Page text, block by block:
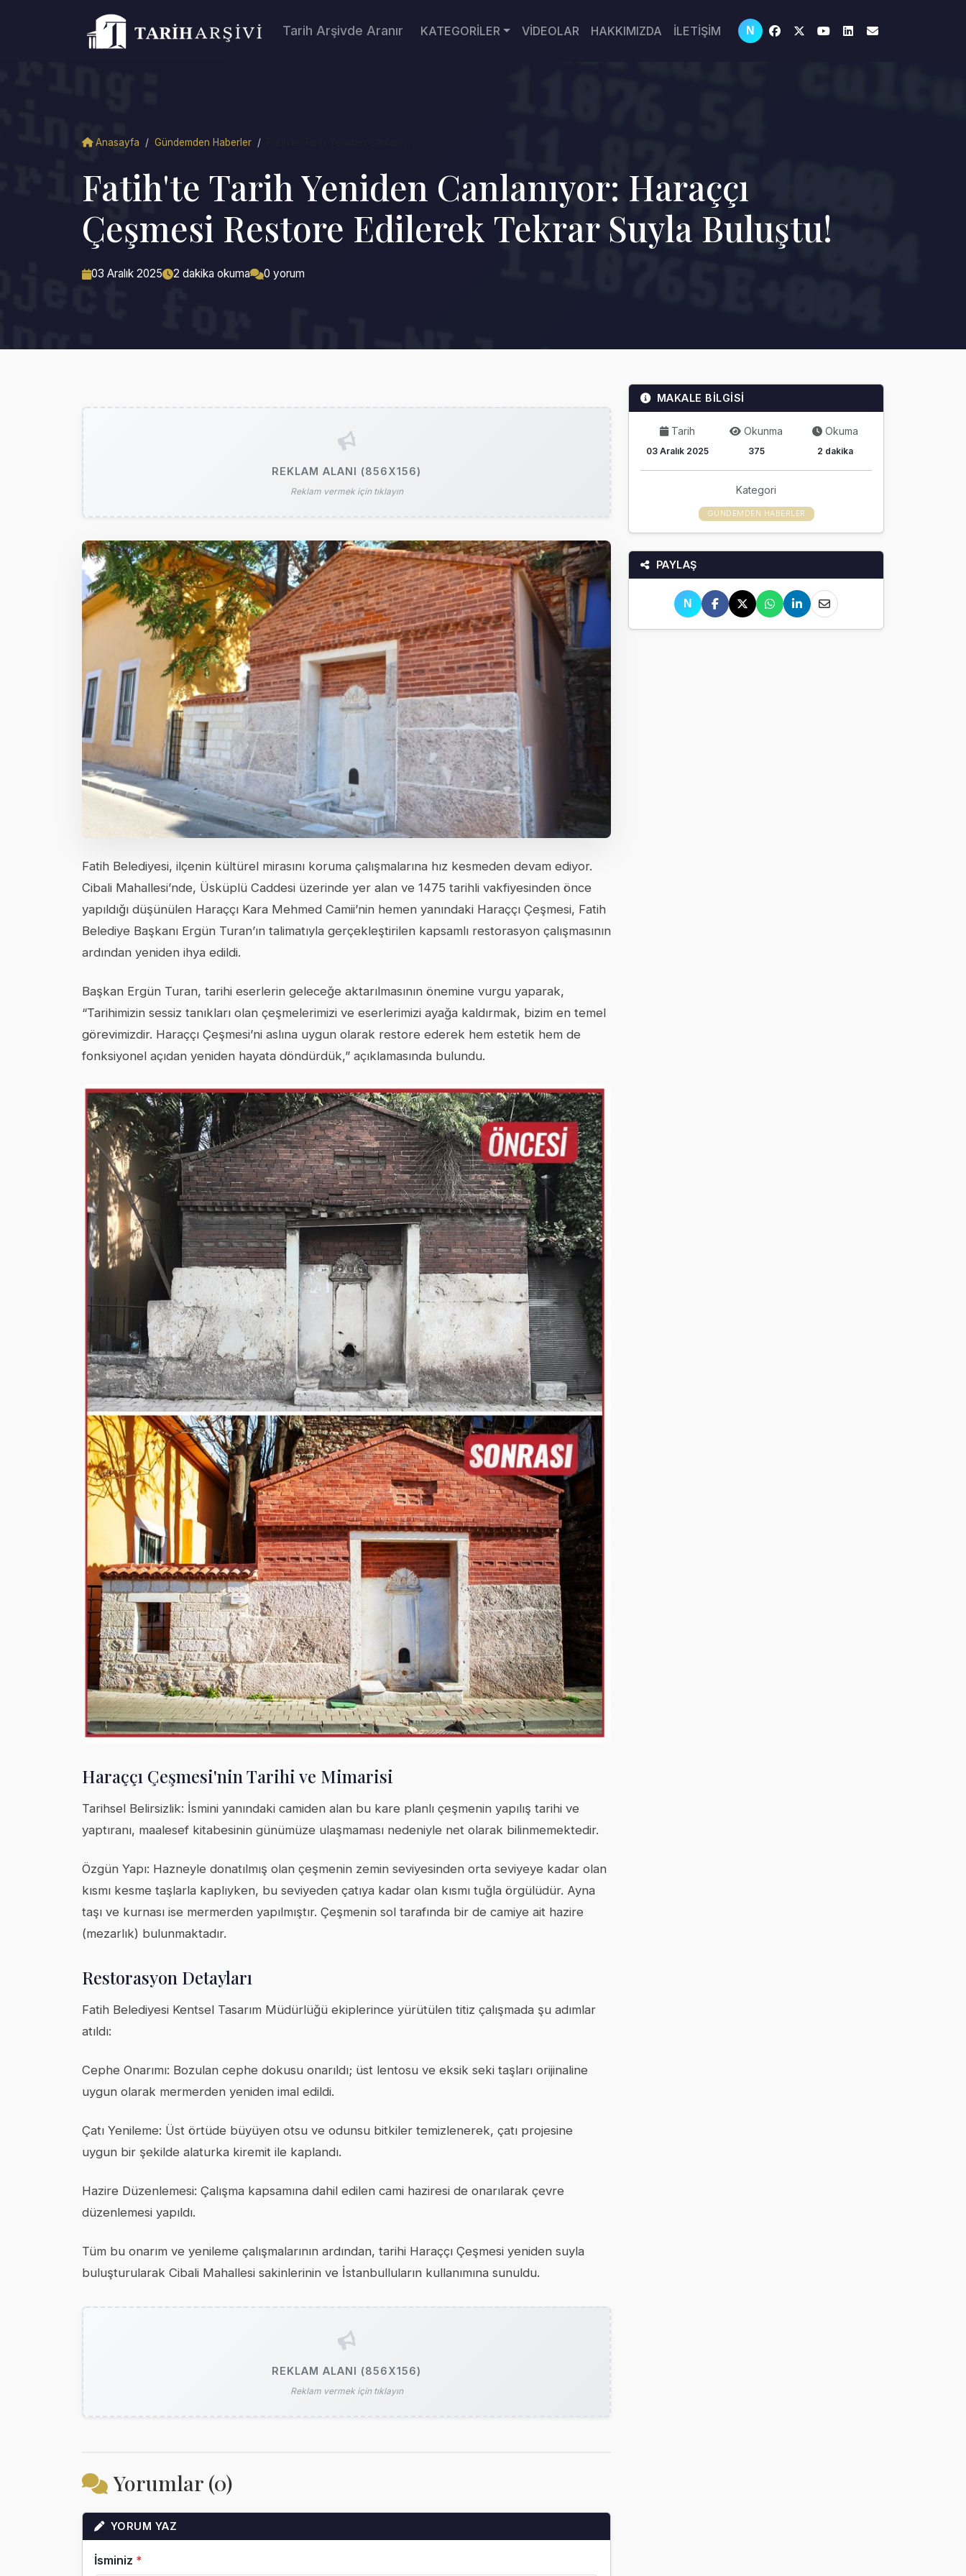
Tarih Arşivde Aranır KATEGORİLER VİDEOLAR HAKKIMIZDA İLETİŞİM N
Anasayfa / Gündemden Haberler /
Fatih'te Tarih Yeniden Canlanıyor: Haraççı
Çeşmesi Restore Edilerek Tekrar Suyla Buluştu!
03 Aralık 2025 2 dakika okuma 0 yorum
REKLAM ALANI (856X156)
Reklam vermek için tıklayın
Fatih Belediyesi, ilçenin kültürel mirasını koruma çalışmalarına hız kesmeden devam ediyor.
Cibali Mahallesi’nde, Üsküplü Caddesi üzerinde yer alan ve 1475 tarihli vakfiyesinden önce
yapıldığı düşünülen Haraççı Kara Mehmed Camii’nin hemen yanındaki Haraççı Çeşmesi, Fatih
Belediye Başkanı Ergün Turan’ın talimatıyla gerçekleştirilen kapsamlı restorasyon çalışmasının
ardından yeniden ihya edildi.
Başkan Ergün Turan, tarihi eserlerin geleceğe aktarılmasının önemine vurgu yaparak,
“Tarihimizin sessiz tanıkları olan çeşmelerimizi ve eserlerimizi ayağa kaldırmak, bizim en temel
görevimizdir. Haraççı Çeşmesi’ni aslına uygun olarak restore ederek hem estetik hem de
fonksiyonel açıdan yeniden hayata döndürdük,” açıklamasında bulundu.
Haraççı Çeşmesi'nin Tarihi ve Mimarisi
Tarihsel Belirsizlik: İsmini yanındaki camiden alan bu kare planlı çeşmenin yapılış tarihi ve
yaptıranı, maalesef kitabesinin günümüze ulaşmaması nedeniyle net olarak bilinmemektedir.
Özgün Yapı: Hazneyle donatılmış olan çeşmenin zemin seviyesinden orta seviyeye kadar olan
kısmı kesme taşlarla kaplıyken, bu seviyeden çatıya kadar olan kısmı tuğla örgülüdür. Ayna
taşı ve kurnası ise mermerden yapılmıştır. Çeşmenin sol tarafında bir de camiye ait hazire
(mezarlık) bulunmaktadır.
Restorasyon Detayları
Fatih Belediyesi Kentsel Tasarım Müdürlüğü ekiplerince yürütülen titiz çalışmada şu adımlar
atıldı:
Cephe Onarımı: Bozulan cephe dokusu onarıldı; üst lentosu ve eksik seki taşları orijinaline
uygun olarak mermerden yeniden imal edildi.
Çatı Yenileme: Üst örtüde büyüyen otsu ve odunsu bitkiler temizlenerek, çatı projesine
uygun bir şekilde alaturka kiremit ile kaplandı.
Hazire Düzenlemesi: Çalışma kapsamına dahil edilen cami haziresi de onarılarak çevre
düzenlemesi yapıldı.
Tüm bu onarım ve yenileme çalışmalarının ardından, tarihi Haraççı Çeşmesi yeniden suyla
buluşturularak Cibali Mahallesi sakinlerinin ve İstanbulluların kullanımına sunuldu.
REKLAM ALANI (856X156)
Reklam vermek için tıklayın
Yorumlar (0)
YORUM YAZ
İsminiz *
MAKALE BİLGİSİ
Tarih
03 Aralık 2025
Okunma
375
Okuma
2 dakika
Kategori
GÜNDEMDEN HABERLER
PAYLAŞ
N